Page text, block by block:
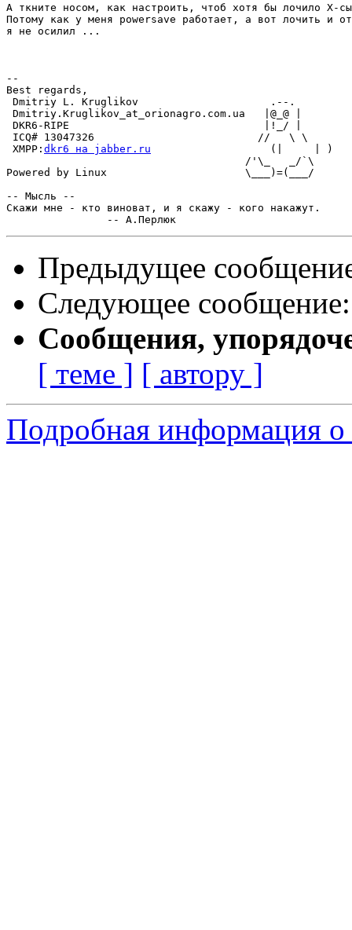
А ткните носом, как настроить, чтоб хотя бы лочило Х-
Потому как у меня powersave работает, а вот лочить и
я не осилил ...
--
Best regards,
Dmitriy L. Kruglikov                     .--.
Dmitriy.Kruglikov_at_orionagro.com.ua   |@_@ |
DKR6-RIPE                               |!_/ |
ICQ# 13047326                          //   \ \
XMPP: dkr6 на jabber.ru
                   (|     | )
                                      /'\_   _/`\
Powered by Linux                      \___)=(___/
-- Мысль --
Скажи мне - кто виноват, и я скажу - кого накажут.
Предыдущее
Следующее
Сообщения,
[ теме ] [ автору ]
Подробная информация о